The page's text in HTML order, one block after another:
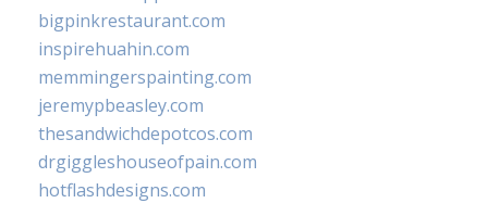
bigpinkrestaurant.com
inspirehuahin.com
memmingerspainting.com
jeremypbeasley.com
thesandwichdepotcos.com
drgiggleshouseofpain.com
hotflashdesigns.com